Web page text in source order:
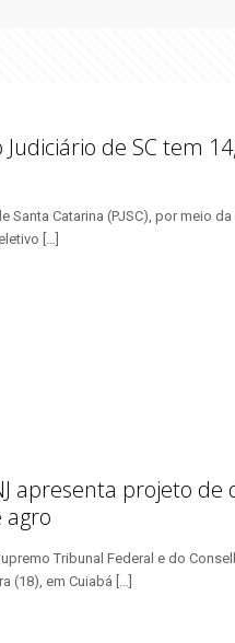
de SC tem
Catarina (PJSC), por meio
[…]
apresenta projeto de
agro
Tribunal Federal e do
(18), em Cuiabá […]